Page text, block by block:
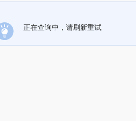
正在查询中，请刷新重试